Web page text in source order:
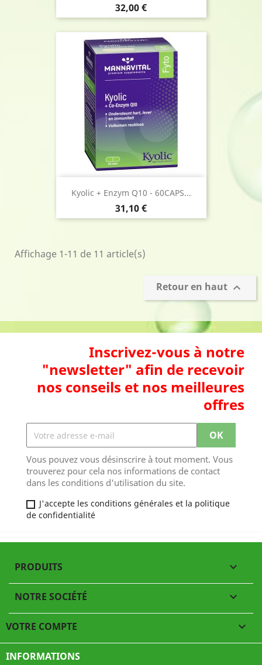
Prix
32,00 €
Kyolic + Enzym Q10 - 60CAPS...
Prix
31,10 €
Affichage 1-11 de 11 article(s)
Retour en haut 
Inscrivez-vous à notre
"newsletter" afin de recevoir
nos conseils et nos meilleures
offres
Vous pouvez vous désinscrire à tout moment. Vous
trouverez pour cela nos informations de contact
dans les conditions d'utilisation du site.
J'accepte les conditions générales et la politique
de confidentialité
PRODUITS 
NOTRE SOCIÉTÉ 
VOTRE COMPTE 
INFORMATIONS